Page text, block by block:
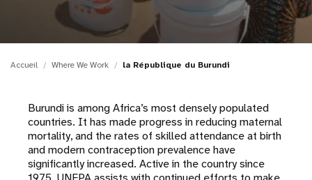
Accueil Where We Work la République du Burundi
Burundi is among Africa’s most densely populated
countries. It has made progress in reducing maternal
mortality, and the rates of skilled attendance at birth
and modern contraception prevalence have
significantly increased. Active in the country since